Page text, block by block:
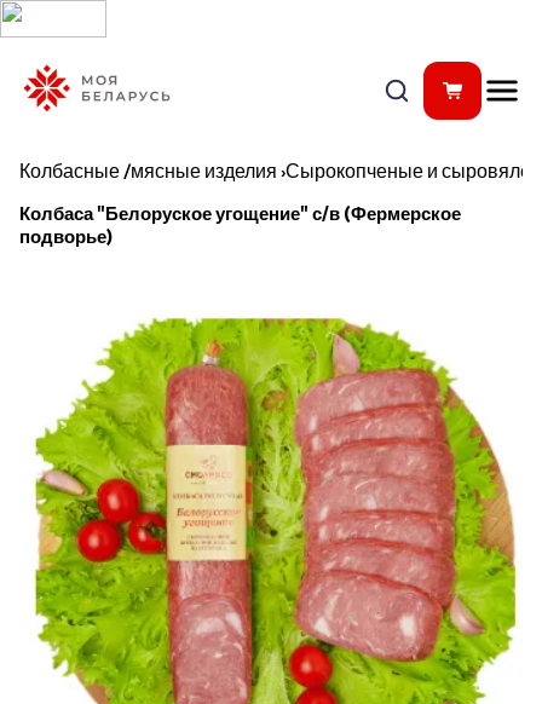
Колбасные /мясные изделия ›Сырокопченые и
Колбаса "Белоруское угощение" с/в (Фермерское
подворье)